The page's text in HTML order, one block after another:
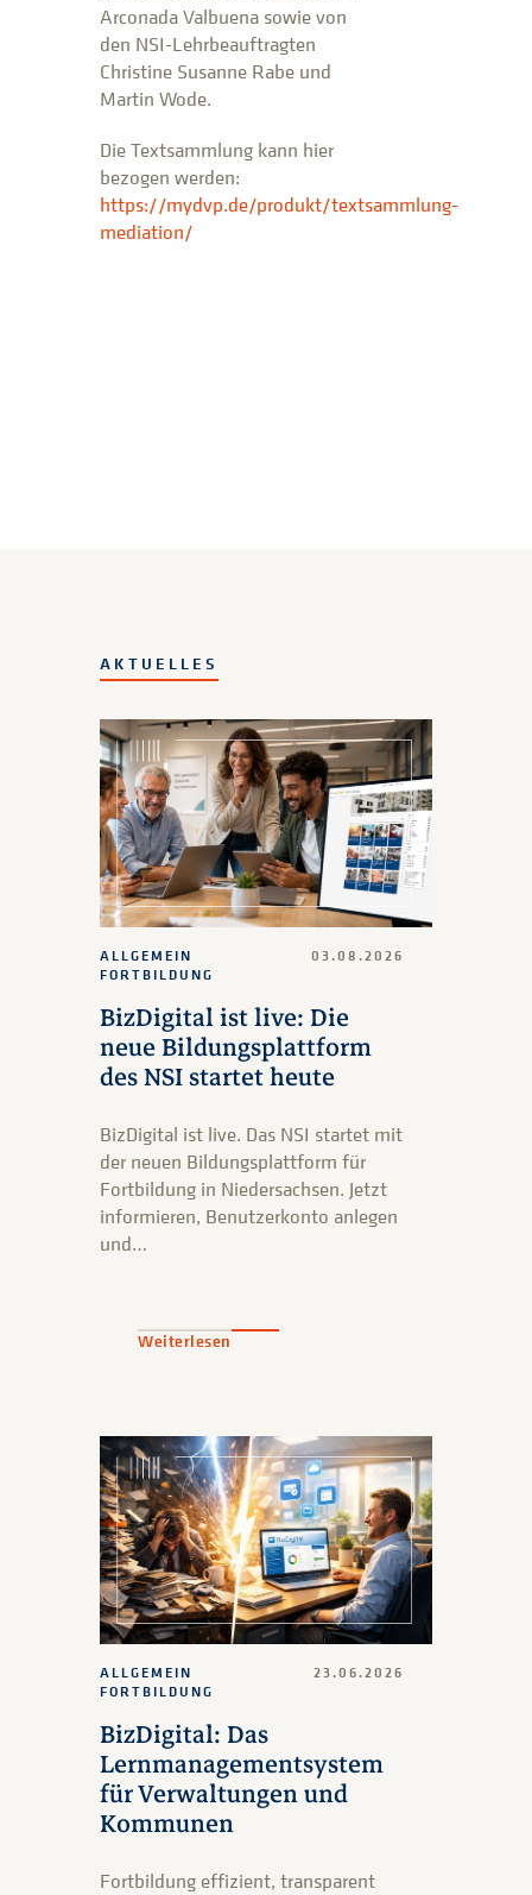
Arconada Valbuena sowie von
den NSI-Lehrbeauftragten
Christine Susanne Rabe und
Martin Wode.
Die Textsammlung kann hier
bezogen werden:
https://mydvp.de/produkt/textsammlung-
mediation/
AKTUELLES
BizDigital ist live: Die
neue Bildungsplattform
des NSI startet heute
ALLGEMEIN
FORTBILDUNG
03.08.2026
BizDigital ist live. Das NSI startet mit
der neuen Bildungsplattform für
Fortbildung in Niedersachsen. Jetzt
informieren, Benutzerkonto anlegen
und…
Weiterlesen
BizDigital: Das
Lernmanagementsystem
für Verwaltungen und
Kommunen
ALLGEMEIN
FORTBILDUNG
23.06.2026
Fortbildung effizient, transparent